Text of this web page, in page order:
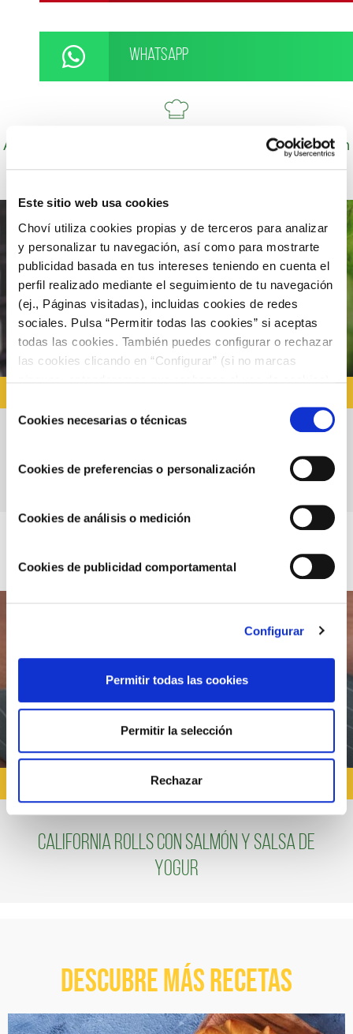
Este sitio web usa cookies
Choví utiliza cookies propias y de terceros para analizar
y personalizar tu navegación, así como para mostrarte
publicidad basada en tus intereses teniendo en cuenta el
perfil realizado mediante el seguimiento de tu navegación
(ej., Páginas visitadas), incluidas cookies de redes
sociales. Pulsa “Permitir todas las cookies” si aceptas
todas las cookies. También puedes configurar o rechazar
las cookies clicando en “Configurar” (si no marcas
COOKIES.
deCookies necesarias o técnicas
Cookies de preferencias o personalización
Cookies de análisis o medición
Cookies de publicidad comportamental
Configurar
Permitir todas las cookies
Permitir la selección
Rechazar
WhatsApp
Autor: Cocineros de Choví, expertos en recetas con
La tortilla de alcachofa perfecta: te
contamos cómo conseguirla
RECETAS CON SALSA YOGUR
California rolls con salmón y salsa de
yogur
Descubre más recetas